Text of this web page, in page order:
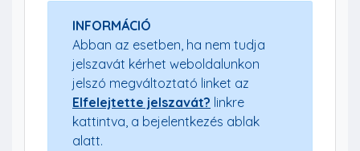
INFORMÁCIÓ
Abban az esetben, ha nem tudja
jelszavát kérhet weboldalunkon
jelszó megváltoztató linket az
Elfelejtette jelszavát? linkre
kattintva, a bejelentkezés ablak
alatt.